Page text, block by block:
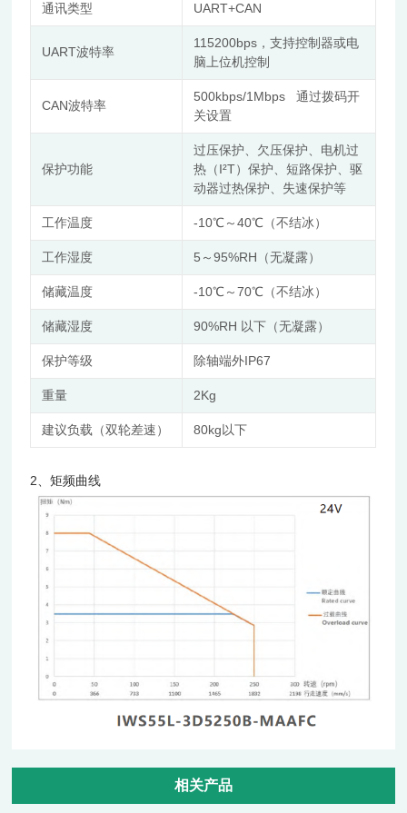
通讯类型 UART+CAN
UART波特率
115200bps，支持控制器或电
脑上位机控制
CAN波特率
500kbps/1Mbps 通过拨码开
关设置
保护功能
过压保护、⽋压保护、电机过
热（I²T）保护、短路保护、驱
动器过热保护、失速保护等
工作温度 -10℃～40℃（不结冰）
工作湿度 5～95%RH（无凝露）
储藏温度 -10℃～70℃（不结冰）
储藏湿度 90%RH 以下（无凝露）
保护等级 除轴端外IP67
重量 2Kg
建议负载（双轮差速） 80kg以下
2、矩频曲线
相关产品